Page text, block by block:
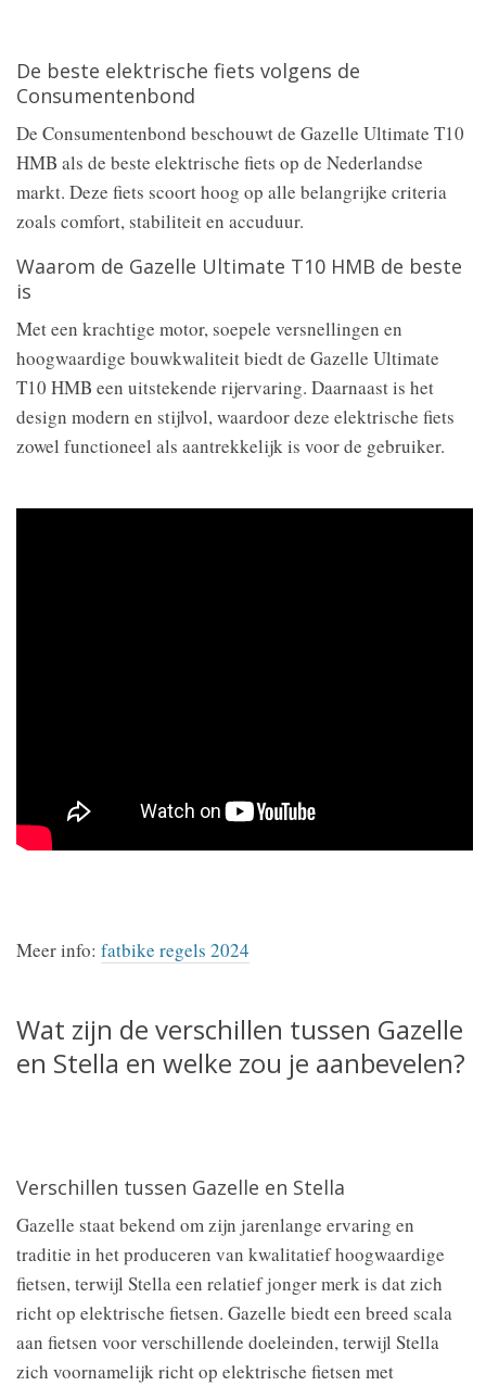
De beste elektrische fiets volgens de
Consumentenbond
De Consumentenbond beschouwt de Gazelle Ultimate T10
HMB als de beste elektrische fiets op de Nederlandse
markt. Deze fiets scoort hoog op alle belangrijke criteria
zoals comfort, stabiliteit en accuduur.
Waarom de Gazelle Ultimate T10 HMB de beste
is
Met een krachtige motor, soepele versnellingen en
hoogwaardige bouwkwaliteit biedt de Gazelle Ultimate
T10 HMB een uitstekende rijervaring. Daarnaast is het
design modern en stijlvol, waardoor deze elektrische fiets
zowel functioneel als aantrekkelijk is voor de gebruiker.
Meer info: fatbike regels 2024
Wat zijn de verschillen tussen Gazelle
en Stella en welke zou je aanbevelen?
Verschillen tussen Gazelle en Stella
Gazelle staat bekend om zijn jarenlange ervaring en
traditie in het produceren van kwalitatief hoogwaardige
fietsen, terwijl Stella een relatief jonger merk is dat zich
richt op elektrische fietsen. Gazelle biedt een breed scala
aan fietsen voor verschillende doeleinden, terwijl Stella
zich voornamelijk richt op elektrische fietsen met